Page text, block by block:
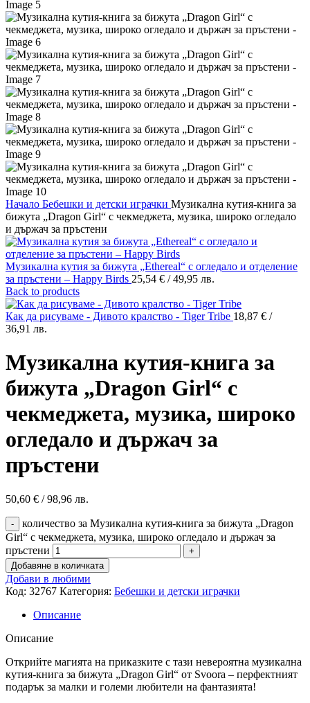
Начало Бебешки и детски играчки Музикална кутия-книга за
бижута „Dragon Girl“ с чекмеджета, музика, широко огледало
и държач за пръстени
Музикална кутия за бижута „Ethereal“ с огледало и отделение
за пръстени – Happy Birds 25,54 € / 49,95 лв.
Back to products
Как да рисуваме - Дивото кралство - Tiger Tribe 18,87 € /
36,91 лв.
Музикална кутия-книга за
бижута „Dragon Girl“ с
чекмеджета, музика, широко
огледало и държач за
пръстени
50,60 € / 98,96 лв.
количество за Музикална кутия-книга за бижута „Dragon
Girl“ с чекмеджета, музика, широко огледало и държач за
пръстени
Добавяне в количката
Добави в любими
Код: 32767 Категория: Бебешки и детски играчки
Описание
Описание
Открийте магията на приказките с тази невероятна музикална
кутия-книга за бижута „Dragon Girl“ от Svoora – перфектният
подарък за малки и големи любители на фантазията!